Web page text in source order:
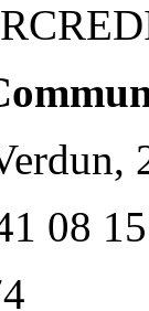
08 15